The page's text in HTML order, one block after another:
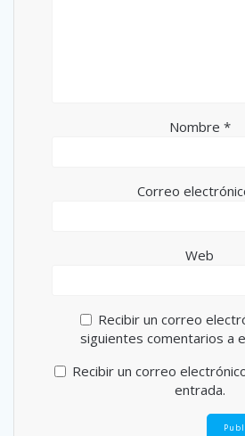
Nombre *
Correo
Web
Recibir un correo
siguientes comentarios a
Recibir un correo
entrada.